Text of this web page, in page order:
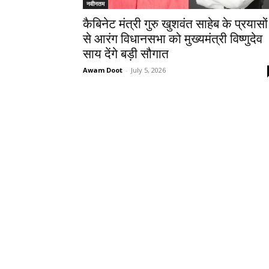
नवीनतम
कैबिनेट मंत्री गुरु खुशवंत साहेब के प्रयासों
से आरंग विधानसभा को मुख्यमंत्री विष्णुदेव
साय देंगे बड़ी सौगात
Awam Doot - July 5, 2026